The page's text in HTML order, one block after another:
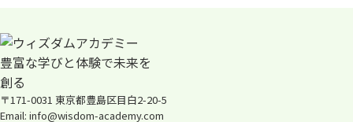
〒171-0031 東京都豊島区目白2-20-5
Email: info@wisdom-academy.com